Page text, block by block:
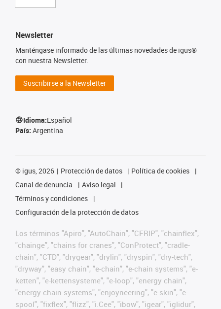
Newsletter
Manténgase informado de las últimas novedades de igus®
con nuestra Newsletter.
Suscribirse a la Newsletter
Idioma:Español
País: Argentina
© igus, 2026 Protección de datos
Política de cookies
Canal de denuncia
Aviso legal
Términos y condiciones
Configuración de la protección de datos
Los términos "Apiro", "AutoChain", "CFRIP", "chainflex",
"chainge", "chains for cranes", "ConProtect", "cradle-
chain", "CTD", "drygear", "drylin", "dryspin", "dry-tech",
"dryway", "easy chain", "e-chain", "e-chain systems", "e-
ketten", "e-kettensysteme", "e-loop", "energy chain",
"energy chain systems", "enjoyneering", "e-skin", "e-
spool", "fixflex", "flizz", "i.Cee", "ibow", "igear", "iglidur",